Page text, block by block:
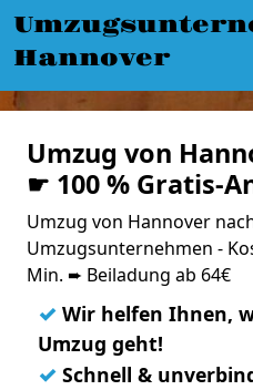
Hannover
Umzug von
☛ 100 % Gratis-
Umzug von Hannover
Umzugsunternehmen -
Min. ➨ Beiladung ab 64€
✓ Wir helfen Ihnen,
Umzug geht!
✓ Schnell &